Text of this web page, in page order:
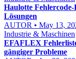
Haulotte
Lösungen
AUTOR • May 13,
Industrie & Maschinen
EFAFLEX
gängiger Probleme